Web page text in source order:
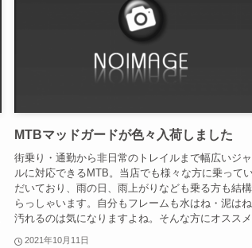
MTBマッドガードが色々入荷しました
街乗り・通勤から非日常のトレイルまで幅広いジ
ルに対応できるMTB。当店でも様々な方に乗って
だいており、雨の日、雨上がりなども乗る方も結
らっしゃいます。自分もフレームも水はね・泥は
汚れるのは気になりますよね。そんな方にオススメ
2021年10月11日